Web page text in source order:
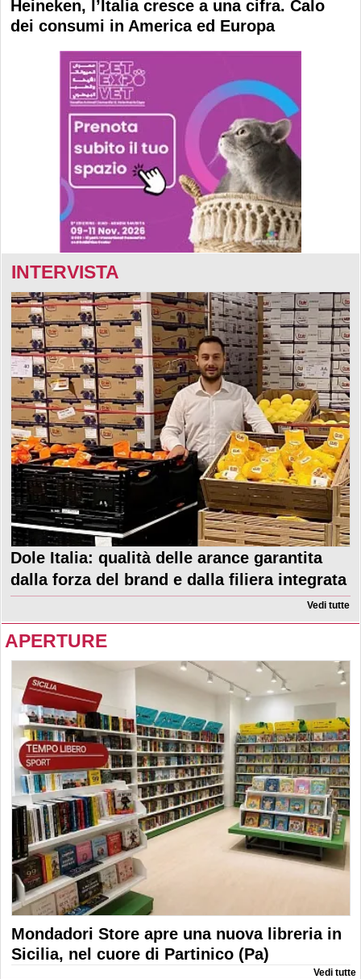
Heineken, l’Italia cresce a una cifra. Calo
dei consumi in America ed Europa
INTERVISTA
Dole Italia: qualità delle arance garantita
dalla forza del brand e dalla filiera integrata
Vedi tutte
APERTURE
Mondadori Store apre una nuova libreria in
Sicilia, nel cuore di Partinico (Pa)
Vedi tutte